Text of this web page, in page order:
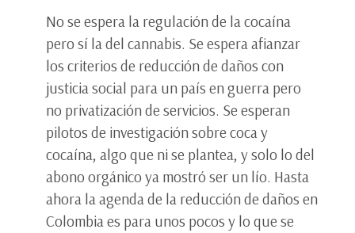
No se espera la regulación de la cocaína
pero sí la del cannabis. Se espera afianzar
los criterios de reducción de daños con
justicia social para un país en guerra pero
no privatización de servicios. Se esperan
pilotos de investigación sobre coca y
cocaína, algo que ni se plantea, y solo lo del
abono orgánico ya mostró ser un lío. Hasta
ahora la agenda de la reducción de daños en
Colombia es para unos pocos y lo que se